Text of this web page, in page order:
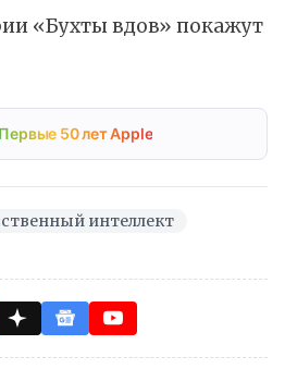
«Бухты вдов» покажут
Первые 50 лет Apple
интеллект